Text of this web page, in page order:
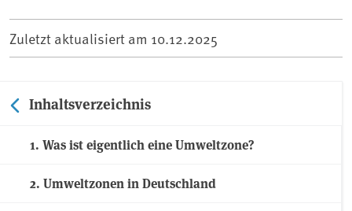
Zuletzt aktualisiert am 10.12.2025
Inhaltsverzeichnis
1. Was ist eigentlich eine Umweltzone?
2. Umweltzonen in Deutschland